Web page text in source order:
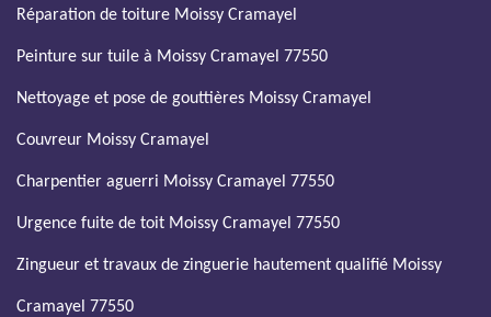
Réparation de toiture Moissy Cramayel
Peinture sur tuile à Moissy Cramayel 77550
Nettoyage et pose de gouttières Moissy Cramayel
Couvreur Moissy Cramayel
Charpentier aguerri Moissy Cramayel 77550
Urgence fuite de toit Moissy Cramayel 77550
Zingueur et travaux de zinguerie hautement qualifié Moissy
Cramayel 77550